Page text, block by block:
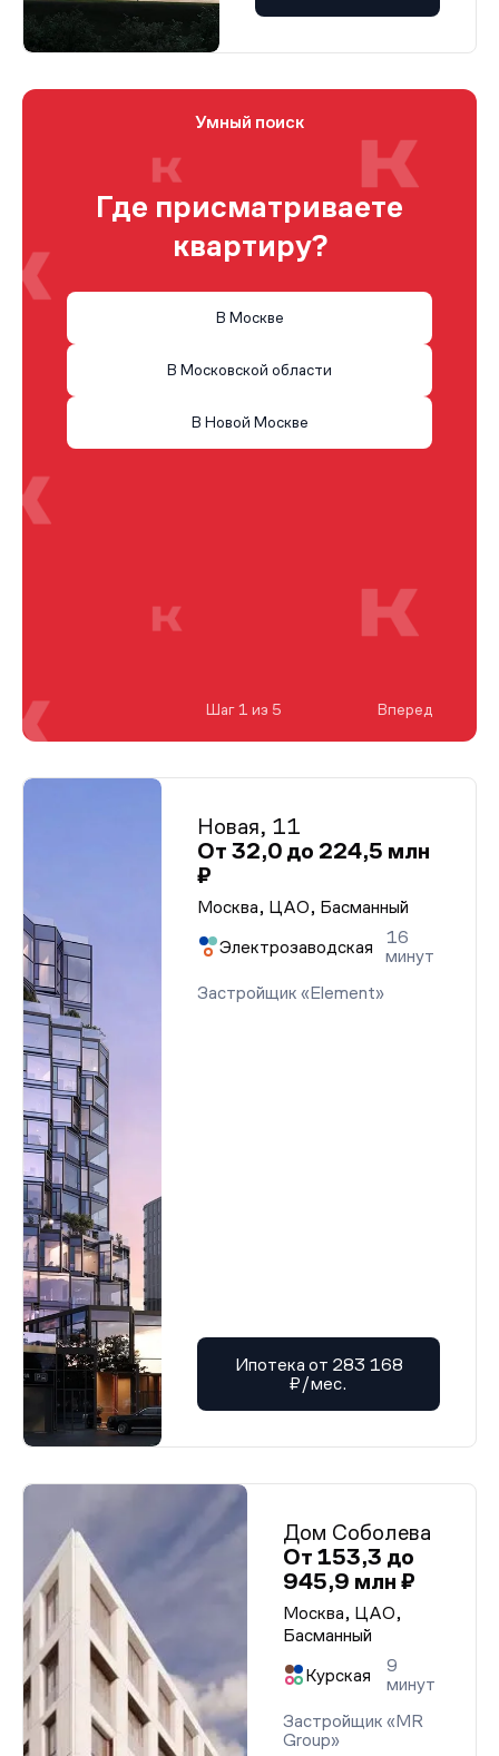
Новая, 11
От 32,0 до 224,5 млн
₽
Москва, ЦАО, Басманный
Электрозаводская
16
минут
Застройщик «Element»
Ипотека от 283 168
₽/мес.
Дом Соболева
От 153,3 до
945,9 млн ₽
Москва, ЦАО,
Басманный
Курская
9
минут
Застройщик «MR
Group»
Умный поиск
Где присматриваете
квартиру?
В Москве
В Московской области
В Новой Москве
Шаг 1 из 5 Вперед